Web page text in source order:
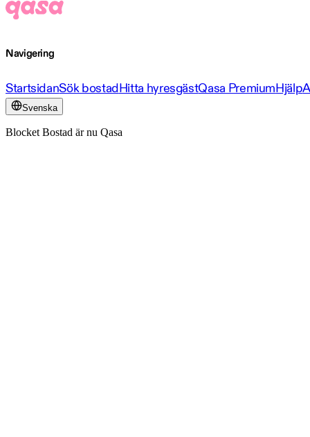
Navigering
StartsidanSök bostadHitta hyresgästQasa PremiumHjälp
Svenska
Blocket Bostad är nu Qasa